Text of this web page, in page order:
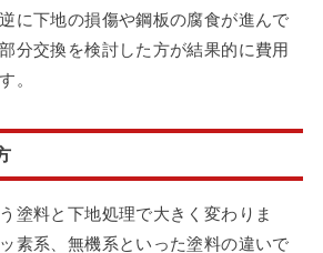
に下地の損傷や鋼板の腐食が進んで
分交換を検討した方が結果的に費用
。
塗料と下地処理で大きく変わりま
素系、無機系といった塗料の違いで